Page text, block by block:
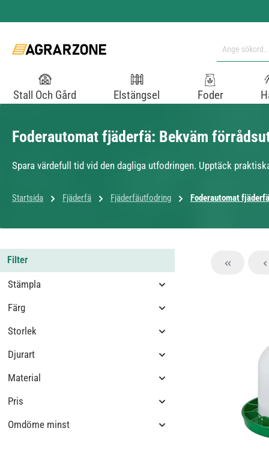
Stall Och Gård Elstängsel Foder
Foderautomat fjäderfä: Bekväm
Spara värdefull tid vid den dagliga utfodringen. Upptäck
Startsida Fjäderfä Fjäderfäutfodring Foderautomat fjäderfä
Filter
Stämpla
Färg
Storlek
Djurart
Material
Pris
Omdöme minst